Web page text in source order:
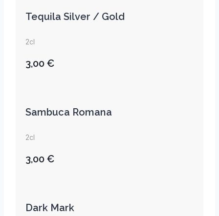
Tequila Silver / Gold
2cl
3,00 €
Sambuca Romana
2cl
3,00 €
Dark Mark